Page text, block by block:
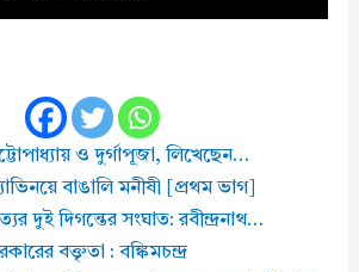
ও দুর্গাপূজা, লিখেছেন…
বাঙালি মনীষী [প্রথম ভাগ]
দুই দিগন্তের সংঘাত: রবীন্দ্রনাথ…
বক্তৃতা : বঙ্কিমচন্দ্র